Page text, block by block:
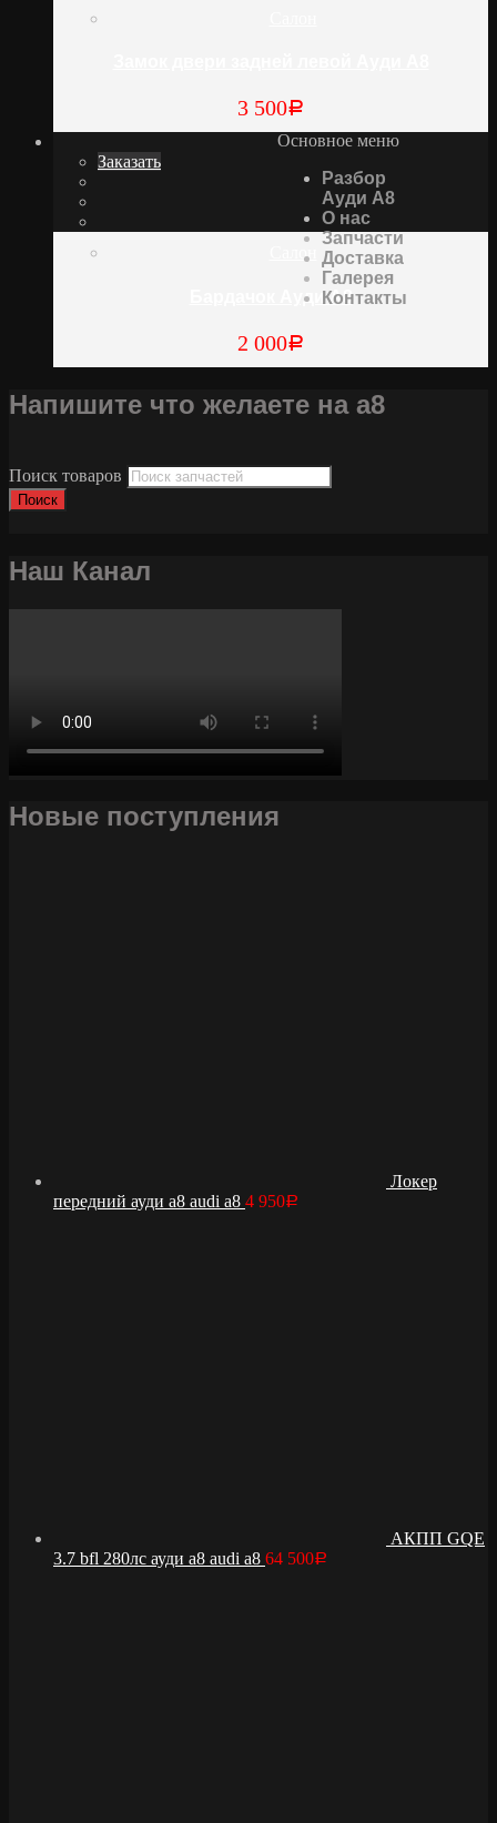
Основное меню
Разбор
Ауди А8
О нас
Запчасти
Доставка
Галерея
Контакты
3 500Р
Заказать
Салон
Бардачок Ауди А8
2 000Р
Напишите что желаете на а8
Поиск товаров
Поиск
Наш Канал
Новые поступления
Локер
передний ауди а8 audi a8 4 950Р
АКПП GQE
3.7 bfl 280лс ауди а8 audi a8 64 500Р